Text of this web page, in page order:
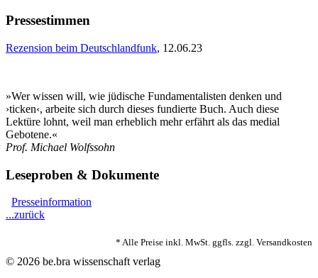
Pressestimmen
Rezension beim Deutschlandfunk, 12.06.23
»Wer wissen will, wie jüdische Fundamentalisten denken und
›ticken‹, arbeite sich durch dieses fundierte Buch. Auch diese
Lektüre lohnt, weil man erheblich mehr erfährt als das medial
Gebotene.«
Prof. Michael Wolfssohn
Leseproben & Dokumente
Presseinformation
...zurück
* Alle Preise inkl. MwSt. ggfls. zzgl. Versandkosten
© 2026 be.bra wissenschaft verlag